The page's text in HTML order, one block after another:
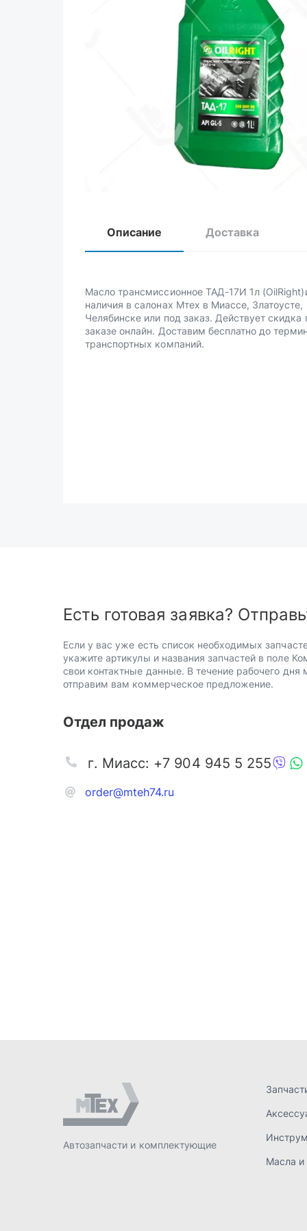
Описание Доставка
Масло трансмиссионное ТАД-17И 1л
наличия в салонах Мтех в Миассе, Златоусте,
Челябинске или под заказ. Действует скидка
заказе онлайн. Доставим бесплатно до
транспортных компаний.
Есть готовая заявка?
Если у вас уже есть список необходимых
укажите артикулы и названия запчастей в поле
свои контактные данные. В течение рабочего
отправим вам коммерческое предложение.
Отдел продаж
order@mteh74.ru
г. Миасс: +7 904 945 5 255